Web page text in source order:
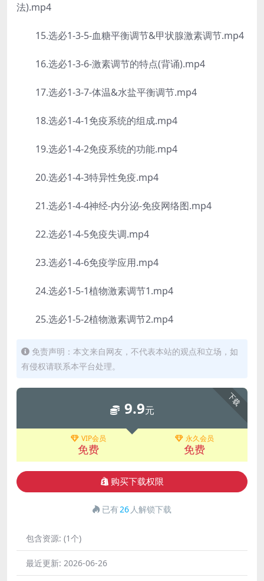
法).mp4
15.选必1-3-5-血糖平衡调节&甲状腺激素调节.mp4
16.选必1-3-6-激素调节的特点(背诵).mp4
17.选必1-3-7-体温&水盐平衡调节.mp4
18.选必1-4-1免疫系统的组成.mp4
19.选必1-4-2免疫系统的功能.mp4
20.选必1-4-3特异性免疫.mp4
21.选必1-4-4神经-内分泌-免疫网络图.mp4
22.选必1-4-5免疫失调.mp4
23.选必1-4-6免疫学应用.mp4
24.选必1-5-1植物激素调节1.mp4
25.选必1-5-2植物激素调节2.mp4
免责声明：本文来自网友，不代表本站的观点和立场，如
有侵权请联系本平台处理。
下载
9.9元
VIP会员
免费
永久会员
免费
购买下载权限
已有26 人解锁下载
包含资源: (1个)
最近更新: 2026-06-26